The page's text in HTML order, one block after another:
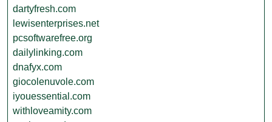
dartyfresh.com
lewisenterprises.net
pcsoftwarefree.org
dailylinking.com
dnafyx.com
giocolenuvole.com
iyouessential.com
withloveamity.com